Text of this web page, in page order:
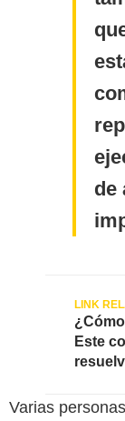
de
Este
Varias